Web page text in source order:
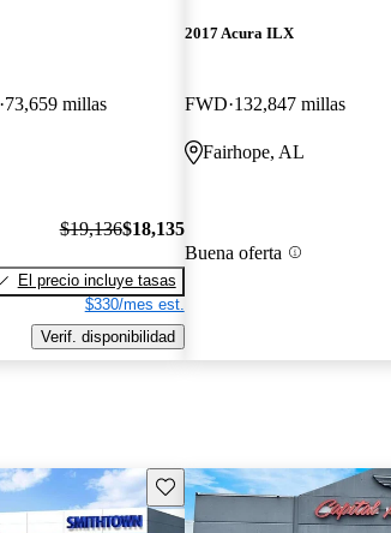
73,659 millas
$19,136$18,135
El precio incluye tasas
$330/mes est.
Verif. disponibilidad
2017 Acura ILX
FWD 132,847 millas
Fairhope, AL
Buena oferta
Guarda este Aviso